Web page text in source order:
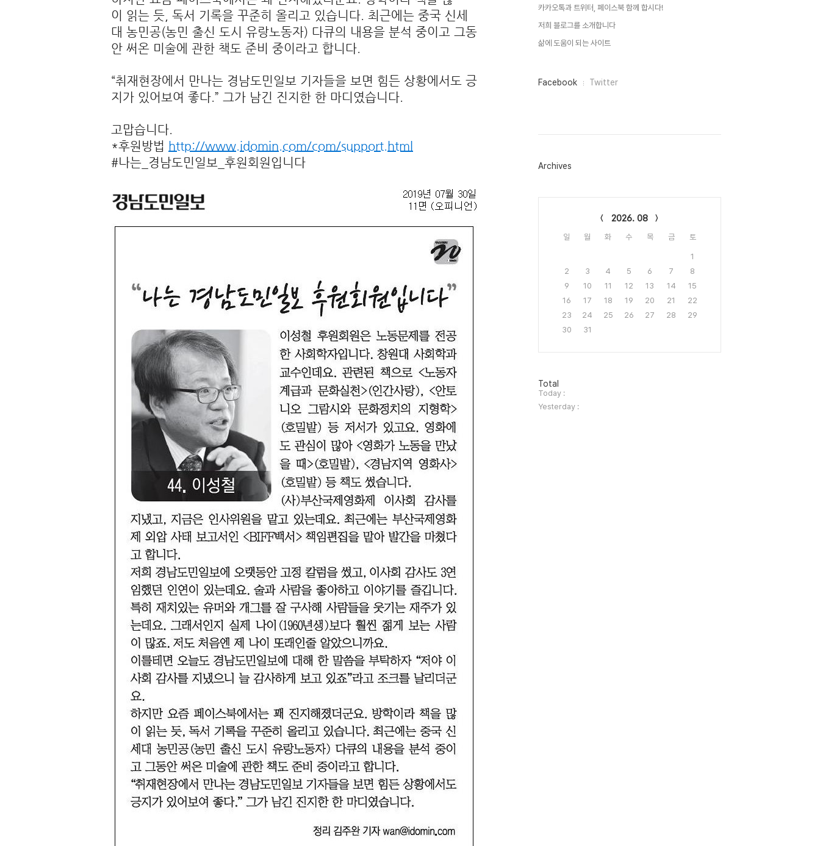
이 읽는 듯, 독서 기록을 꾸준히 올리고 있습니다. 최근에는 중국 신세
대 농민공(농민 출신 도시 유랑노동자) 다큐의 내용을 분석 중이고 그동
안 써온 미술에 관한 책도 준비 중이라고 합니다.
“취재현장에서 만나는 경남도민일보 기자들을 보면 힘든 상황에서도 긍
지가 있어보여 좋다.” 그가 남긴 진지한 한 마디였습니다.
고맙습니다.
*후원방법 http://www.idomin.com/com/support.html
#나는_경남도민일보_후원회원입니다
카카오톡과 트위터, 페이스북 함께 합시다!
저희 블로그를 소개합니다
삶에 도움이 되는 사이트
페
그
Facebook Twitter
Archives
2026. 08
일 월 화 수 목 금 토
1
2
3 4 5 6 7
8
9
10 11 12 13 14
15
16
17 18 19 20 21
22
23
24 25 26 27 28
29
30
31
방
문
자
수
Total
Today :
Yesterday :